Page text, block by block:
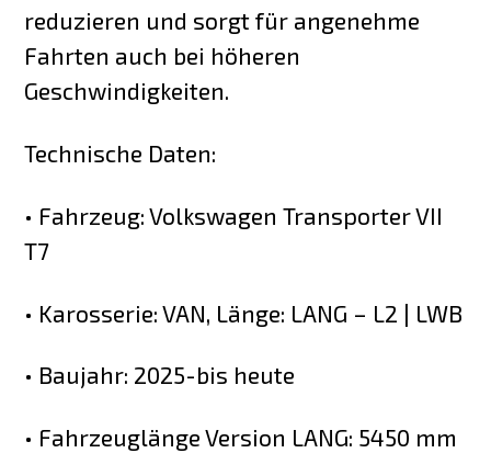
reduzieren und sorgt für angenehme
Fahrten auch bei höheren
Geschwindigkeiten.
Technische Daten:
• Fahrzeug: Volkswagen Transporter VII
T7
• Karosserie: VAN, Länge: LANG – L2 | LWB
• Baujahr: 2025-bis heute
• Fahrzeuglänge Version LANG: 5450 mm